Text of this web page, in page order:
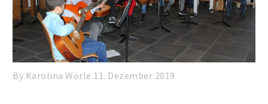
By Karolina Wörle 11. Dezember 2019